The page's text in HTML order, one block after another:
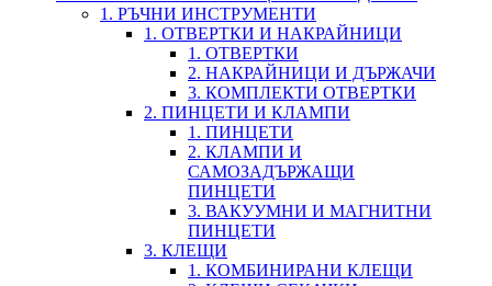
1. РЪЧНИ ИНСТРУМЕНТИ
1. ОТВЕРТКИ И НАКРАЙНИЦИ
1. ОТВЕРТКИ
2. НАКРАЙНИЦИ И ДЪРЖАЧИ
3. КОМПЛЕКТИ ОТВЕРТКИ
2. ПИНЦЕТИ И КЛАМПИ
1. ПИНЦЕТИ
2. КЛАМПИ И
САМОЗАДЪРЖАЩИ
ПИНЦЕТИ
3. ВАКУУМНИ И МАГНИТНИ
ПИНЦЕТИ
3. КЛЕЩИ
1. КОМБИНИРАНИ КЛЕЩИ